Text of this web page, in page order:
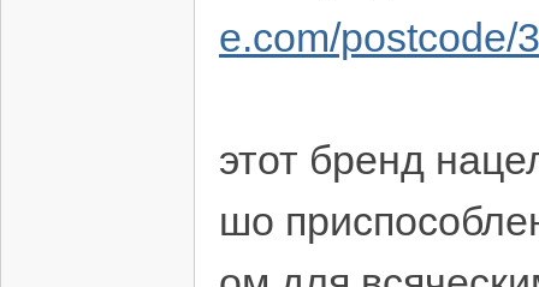
e.com/postcode/
этот бренд
шо